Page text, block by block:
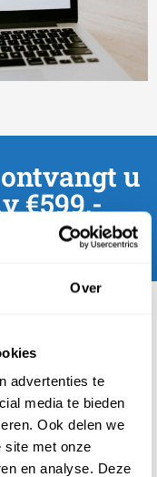
Over
advertenties te
media te bieden
Ook delen we
site met onze
en analyse. Deze
u
€599,-